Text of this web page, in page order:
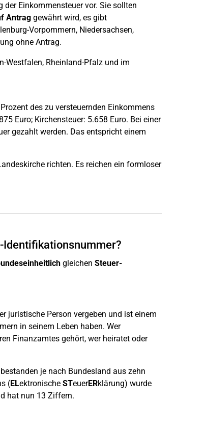
Einkommensteuer vor. Sie sollten
Antraggewährt wird, es gibt
Vorpommern, Niedersachsen,
ohne Antrag.
Westfalen, Rheinland-Pfalz und im
des zu versteuernden Einkommens
Euro; Kirchensteuer: 5.658 Euro. Bei einer
gezahlt werden. Das entspricht einem
richten. Es reichen ein formloser
Identifikationsnummer?
gleichen Steuer-
juristische Person vergeben und ist einem
in seinem Leben haben. Wer
Finanzamtes gehört, wer heiratet oder
je nach Bundesland aus zehn
(ELektronische STeuerERklärung) wurde
hat nun 13 Ziffern.